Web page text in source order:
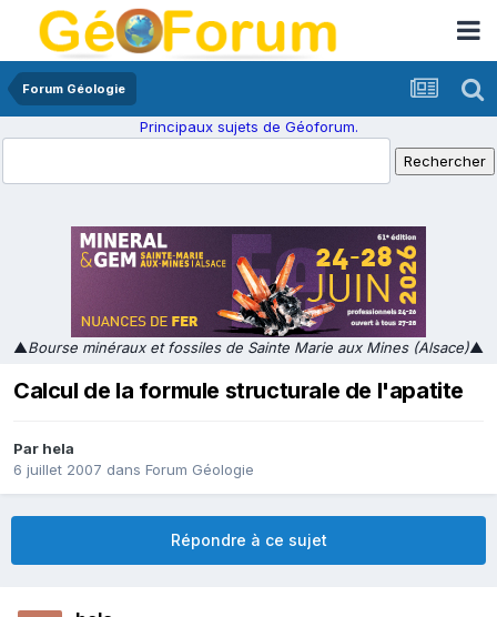
Forum Géologie
Principaux sujets de Géoforum.
▲Bourse minéraux et fossiles de Sainte Marie aux Mines (Alsace)▲
Calcul de la formule structurale de l'apatite
Par hela
6 juillet 2007 dans Forum Géologie
Répondre à ce sujet